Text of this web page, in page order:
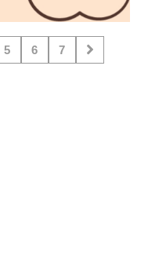
5 6 7